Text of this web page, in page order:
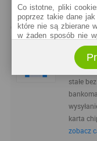
Super
~ Pit •
Jestem
stałe
karta
zobacz
Co istotne, pliki
poprzez takie dane
które nie są zbierane
w żaden sposób nie
Zakres
określenia w
wprowadzenia zmian
być zapisywane w
Administratorem
spółka Rankomat.pl
k.) z siedzibą w
Możesz jako
administratorem pod